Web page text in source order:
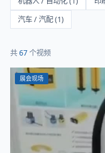
汽车 / 汽配(1)
共67个视频
展会现场